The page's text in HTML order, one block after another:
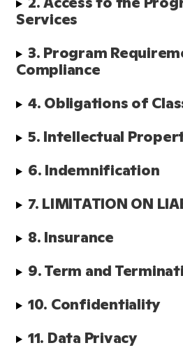
Services
3. Program
Compliance
4. Obligations of
5. Intellectual
6. Indemnification
7. LIMITATION ON
8. Insurance
9. Term and
10. Confidentiality
11. Data Privacy